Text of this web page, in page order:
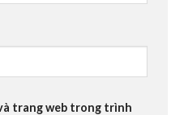
trang web trong trình